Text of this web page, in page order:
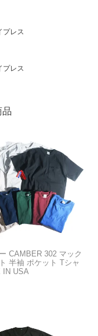
プレス
プレス
品
CAMBER 302 マック
半袖 ポケット Tシャ
IN USA